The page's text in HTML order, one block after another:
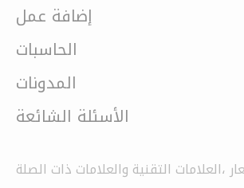
إضافة عمل
الحاسبات
المدونات
الأسئلة الشائعة
،العلامات التقنية والعلامات ذات الصلة